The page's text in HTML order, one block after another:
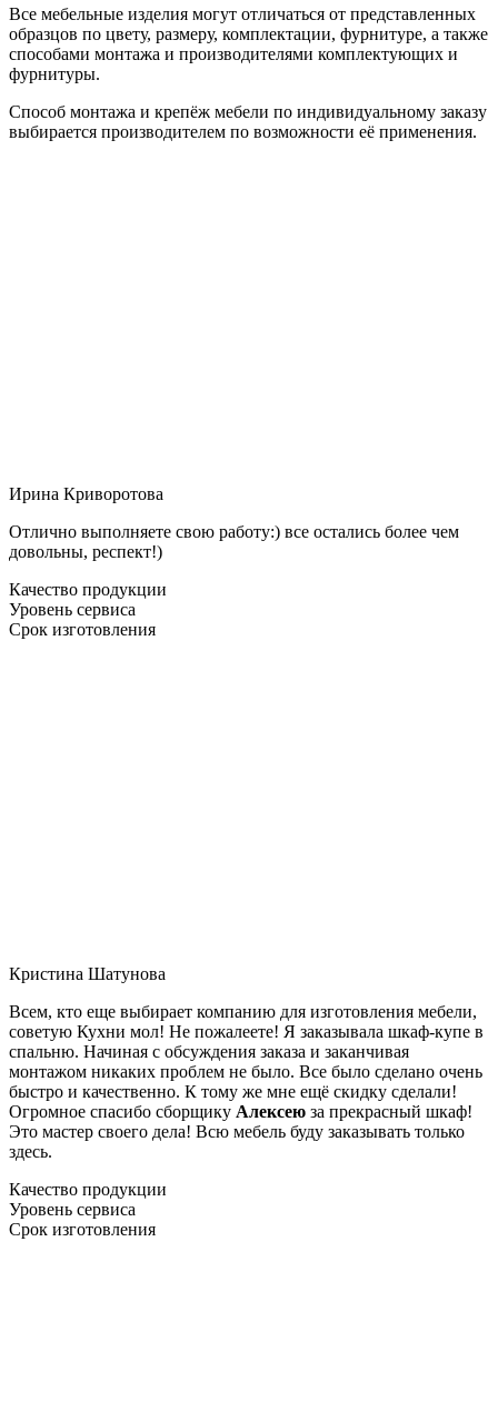
Все мебельные изделия могут отличаться от представленных
образцов по цвету, размеру, комплектации, фурнитуре, а также
способами монтажа и производителями комплектующих и
фурнитуры.
Способ монтажа и крепёж мебели по индивидуальному заказу
выбирается производителем по возможности её применения.
Ирина Криворотова
Отлично выполняете свою работу:) все остались более чем
довольны, респект!)
Качество продукции
Уровень сервиса
Срок изготовления
Кристина Шатунова
Всем, кто еще выбирает компанию для изготовления мебели,
советую Кухни мол! Не пожалеете! Я заказывала шкаф-купе в
спальню. Начиная с обсуждения заказа и заканчивая
монтажом никаких проблем не было. Все было сделано очень
быстро и качественно. К тому же мне ещё скидку сделали!
Огромное спасибо сборщику Алексею за прекрасный шкаф!
Это мастер своего дела! Всю мебель буду заказывать только
здесь.
Качество продукции
Уровень сервиса
Срок изготовления